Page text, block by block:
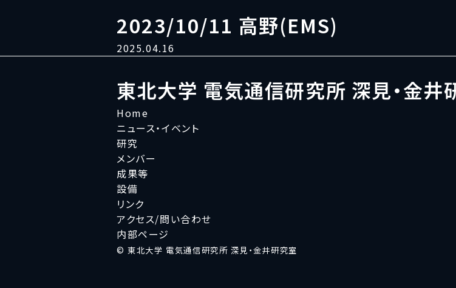
2023/10/11 高野(EMS)
2025.04.16
東北大学 電気通信研究所 深見・金井
Home
ニュース・イベント
研究
メンバー
成果等
設備
リンク
アクセス/問い合わせ
内部ページ
© 東北大学 電気通信研究所 深見・金井研究室